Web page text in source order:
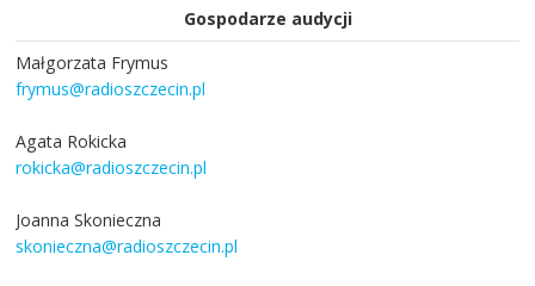
Gospodarze audycji
Małgorzata Frymus
frymus@radioszczecin.pl
Agata Rokicka
rokicka@radioszczecin.pl
Joanna Skonieczna
skonieczna@radioszczecin.pl